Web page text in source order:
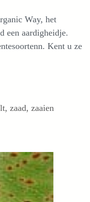
Way, het
een aardigheidje.
Kent u ze
, zaad, zaaien